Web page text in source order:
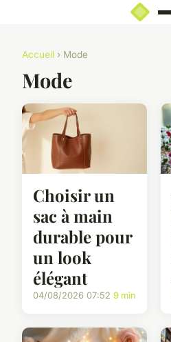
Accueil › Mode
Mode
Choisir un
sac à main
durable pour
un look
élégant
04/08/2026 07:52 9 min